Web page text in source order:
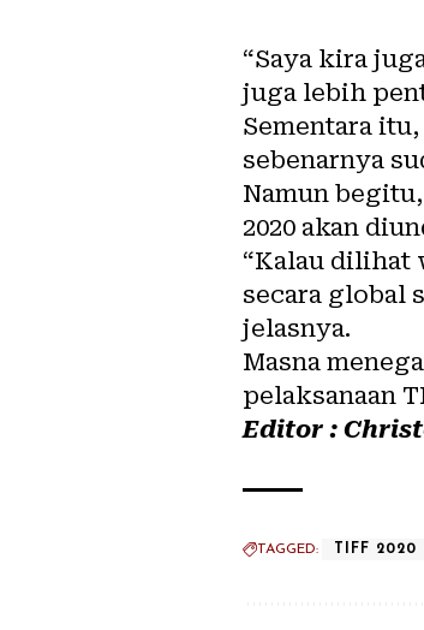
“Saya kira
juga lebih
Sementara
sebenarnya
Namun
2020 akan
“Kalau dilihat
secara global
jelasnya.
Masna
pelaksanaan
Editor :
TAGGED: TIFF 2020